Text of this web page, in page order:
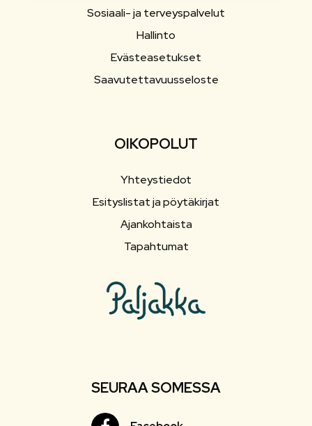
Sosiaali- ja terveyspalvelut
Hallinto
Evästeasetukset
Saavutettavuusseloste
OIKOPOLUT
Yhteystiedot
Esityslistat ja pöytäkirjat
Ajankohtaista
Tapahtumat
SEURAA SOMESSA